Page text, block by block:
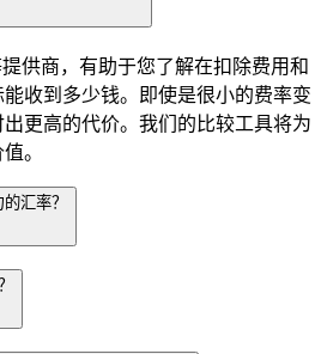
供商，有助于您了解在扣除费用和
收到多少钱。即使是很小的费率变
更高的代价。我们的比较工具将为
。
汇率？